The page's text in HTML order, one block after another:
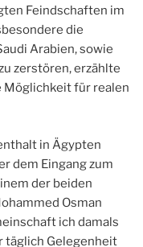
Feindschaften im
die
Arabien, sowie
zerstören, erzählte
Möglichkeit für realen
in Ägypten
dem Eingang zum
der beiden
Osman
ich damals
täglich Gelegenheit